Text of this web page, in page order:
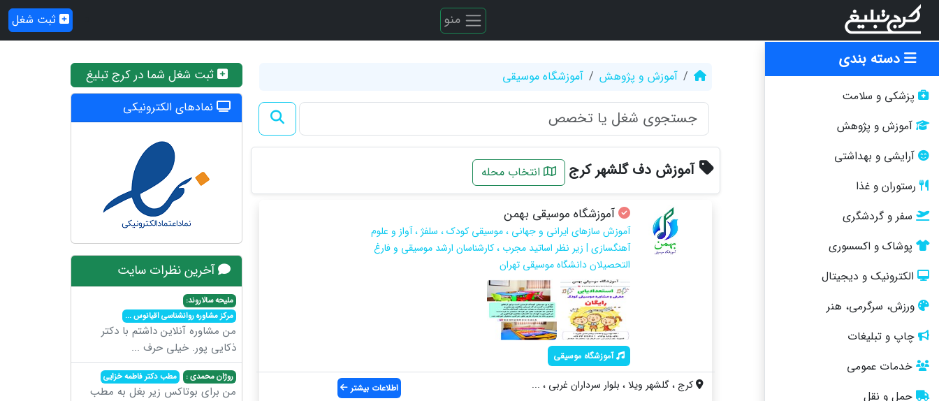
منو ثبت شغل
دسته بندی
پزشکی و سلامت
آموزش و پژوهش
آرایشی و بهداشتی
رستوران و غذا
سفر و گردشگری
پوشاک و اکسسوری
الکترونیک و دیجیتال
ورزش، سرگرمی، هنر
چاپ و تبلیغات
خدمات عمومی
حمل و نقل
آموزش و پژوهش آموزشگاه موسیقی
آموزش دف گلشهر کرج انتخاب محله
آموزشگاه موسیقی بهمن
آموزش سازهای ایرانی و جهانی ، موسیقی کودک ، سلفژ ، آواز و علوم
آهنگسازی | زیر نظر اساتید مجرب ، کارشناسان ارشد موسیقی و فارغ
التحصیلان دانشگاه موسیقی تهران
آموزشگاه موسیقی
کرج ، گلشهر ویلا ، بلوار سرداران غربی ، ... اطلاعات بیشتر
ثبت شغل شما در کرج تبلیغ
نمادهای الکترونیکی
آخرین نظرات سایت
ملیحه سالاروند:
مرکز مشاوره روانشناسی اقیانوس...
من مشاوره آنلاین داشتم با دکتر
ذکایی پور. خیلی حرف ...
روژان محمدی : مطب دکتر فاطمه خزایی
من برای بوتاکس زیر بغل به مطب